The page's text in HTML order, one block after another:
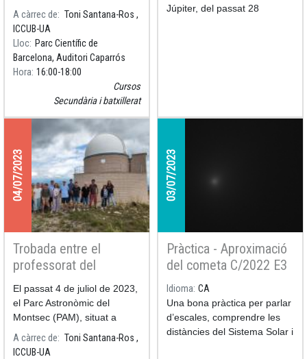
observacional moderna a les
escoles de secundària.
A càrrec de
Toni Santana-Ros ,
ICCUB-UA
Lloc Parc Científic de
Barcelona, Auditori Caparrós
Hora 16:00 18:00
Cursos
Secundària i batxillerat
Júpiter, del passat 28
04/07/2023
Trobada entre el
professorat del
Projecte Faulkes i
investigadors de
l’ICCUB al Parc
Astronòmic del
Montsec
El passat 4 de juliol de 2023,
el Parc Astronòmic del
Montsec (PAM), situat a
Àger, va acollir una trobada
entre el professorat del
A càrrec de
Toni Santana-Ros ,
ICCUB-UA
03/07/2023
Pràctica - Aproximació
del cometa C/2022 E3
(ZTF)
Idioma CA
Una bona pràctica per parlar
d’escales, comprendre les
distàncies del Sistema Solar i